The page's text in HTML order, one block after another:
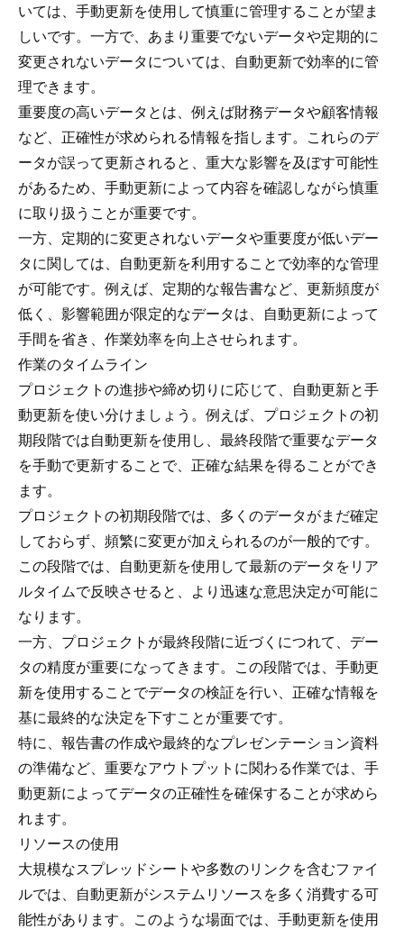
いては、手動更新を使用して慎重に管理することが望ま
しいです。一方で、あまり重要でないデータや定期的に
変更されないデータについては、自動更新で効率的に管
理できます。
重要度の高いデータとは、例えば財務データや顧客情報
など、正確性が求められる情報を指します。これらのデ
ータが誤って更新されると、重大な影響を及ぼす可能性
があるため、手動更新によって内容を確認しながら慎重
に取り扱うことが重要です。
一方、定期的に変更されないデータや重要度が低いデー
タに関しては、自動更新を利用することで効率的な管理
が可能です。例えば、定期的な報告書など、更新頻度が
低く、影響範囲が限定的なデータは、自動更新によって
手間を省き、作業効率を向上させられます。
作業のタイムライン
プロジェクトの進捗や締め切りに応じて、自動更新と手
動更新を使い分けましょう。例えば、プロジェクトの初
期段階では自動更新を使用し、最終段階で重要なデータ
を手動で更新することで、正確な結果を得ることができ
ます。
プロジェクトの初期段階では、多くのデータがまだ確定
しておらず、頻繁に変更が加えられるのが一般的です。
この段階では、自動更新を使用して最新のデータをリア
ルタイムで反映させると、より迅速な意思決定が可能に
なります。
一方、プロジェクトが最終段階に近づくにつれて、デー
タの精度が重要になってきます。この段階では、手動更
新を使用することでデータの検証を行い、正確な情報を
基に最終的な決定を下すことが重要です。
特に、報告書の作成や最終的なプレゼンテーション資料
の準備など、重要なアウトプットに関わる作業では、手
動更新によってデータの正確性を確保することが求めら
れます。
リソースの使用
大規模なスプレッドシートや多数のリンクを含むファイ
ルでは、自動更新がシステムリソースを多く消費する可
能性があります。このような場面では、手動更新を使用